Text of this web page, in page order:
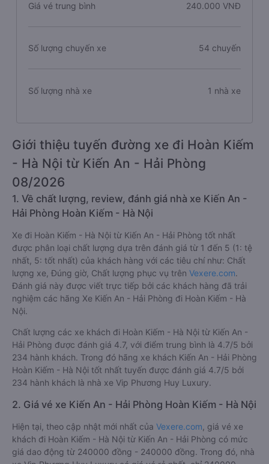
Giá vé trung bình 240.000 VNĐ
Số lượng chuyến xe 54 chuyến
Số lượng nhà xe 1 nhà xe
Giới thiệu tuyến đường xe đi Hoàn Kiếm
- Hà Nội từ Kiến An - Hải Phòng
08/2026
1. Về chất lượng, review, đánh giá nhà xe Kiến An -
Hải Phòng Hoàn Kiếm - Hà Nội
Xe đi Hoàn Kiếm - Hà Nội từ Kiến An - Hải Phòng tốt nhất
được phân loại chất lượng dựa trên đánh giá từ 1 đến 5 (1: tệ
nhất, 5: tốt nhất) của khách hàng với các tiêu chí như: Chất
lượng xe, Đúng giờ, Chất lượng phục vụ trên Vexere.com.
Đánh giá này được viết trực tiếp bởi các khách hàng đã trải
nghiệm các hãng Xe Kiến An - Hải Phòng đi Hoàn Kiếm - Hà
Nội.
Chất lượng các xe khách đi Hoàn Kiếm - Hà Nội từ Kiến An -
Hải Phòng được đánh giá 4.7, với điểm trung bình là 4.7/5 bởi
234 hành khách. Trong đó hãng xe khách Kiến An - Hải Phòng
Hoàn Kiếm - Hà Nội tốt nhất tuyến được đánh giá 4.7/5 bởi
234 hành khách là nhà xe Vip Phương Huy Luxury.
2. Giá vé xe Kiến An - Hải Phòng Hoàn Kiếm - Hà Nội
Hiện tại, theo cập nhật mới nhất của Vexere.com , giá vé xe
khách đi Hoàn Kiếm - Hà Nội từ Kiến An - Hải Phòng có mức
giá dao động từ 240000 đồng - 240000 đồng. Trong đó, nhà